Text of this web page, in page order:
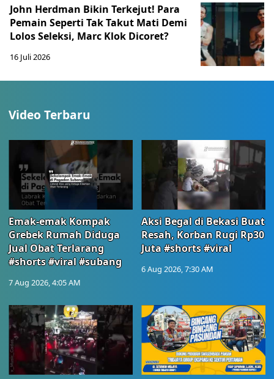
John Herdman Bikin Terkejut! Para
Pemain Seperti Tak Takut Mati Demi
Lolos Seleksi, Marc Klok Dicoret?
16 Juli 2026
Video Terbaru
Emak-emak Kompak
Grebek Rumah Diduga
Jual Obat Terlarang
#shorts #viral #subang
7 Aug 2026, 4:05 AM
Aksi Begal di Bekasi Buat
Resah, Korban Rugi Rp30
Juta #shorts #viral
6 Aug 2026, 7:30 AM